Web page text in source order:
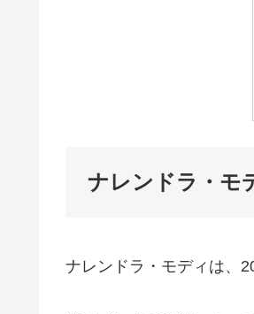
ナレンドラ・モ
ナレンドラ・モディは、